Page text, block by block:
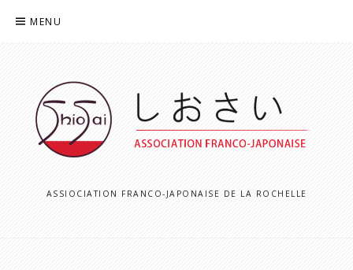
MENU
ASSIOCIATION FRANCO-JAPONAISE DE LA ROCHELLE